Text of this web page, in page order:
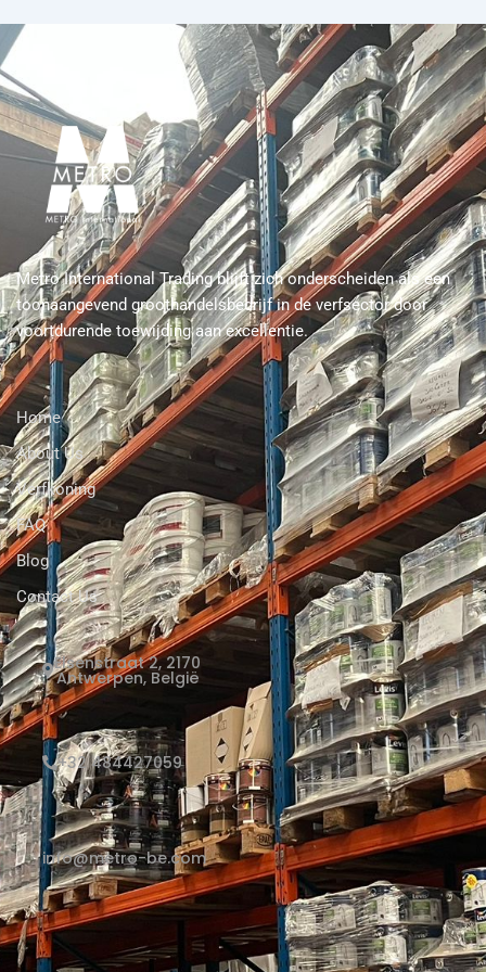
Metro International Trading blijft zich onderscheiden als een
toonaangevend groothandelsbedrijf in de verfsector door
voortdurende toewijding aan excellentie.
Home
About Us
Verfkoning
FAQ
Blog
Contact Us
Elsenstraat 2, 2170
Antwerpen, België
+32 484427059
info@metro-be.com